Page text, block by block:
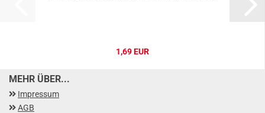
1,69 EUR
MEHR ÜBER...
Impressum
AGB